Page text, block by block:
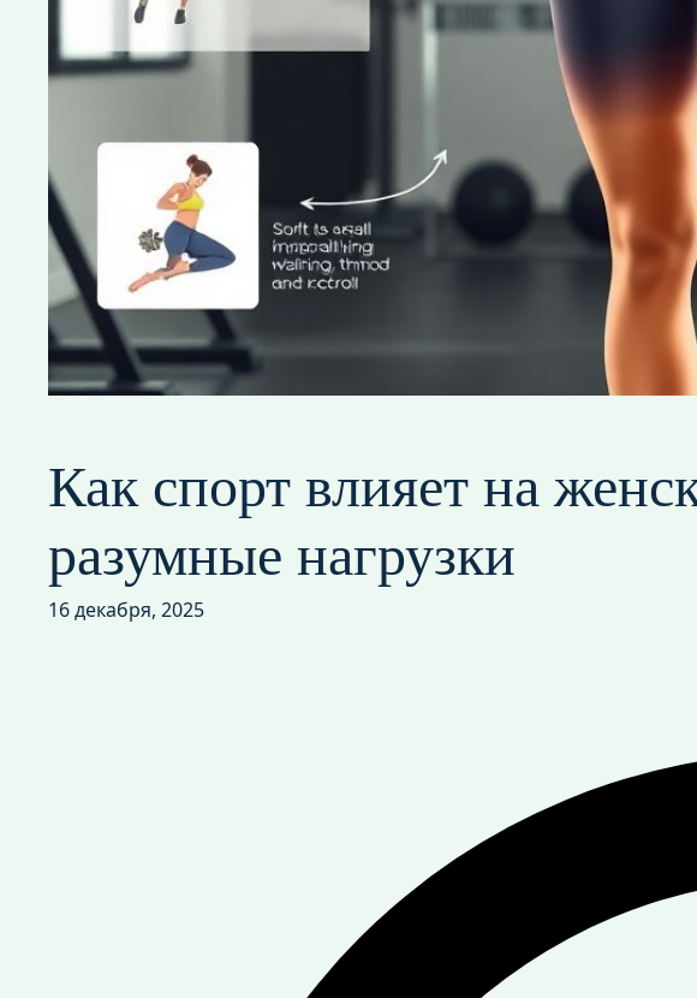
Как спорт влияет на
разумные нагрузки
16 декабря, 2025